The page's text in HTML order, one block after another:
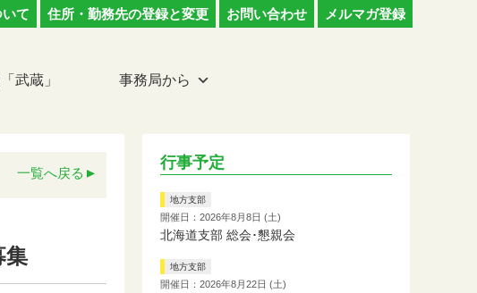
て 住所・勤務先の登録と変更 お問い合わせ メルマガ登録
武蔵」 事務局から
一覧へ戻る
集
行事予定
地方支部
開催日：2026年8月8日 (土)
北海道支部 総会･懇親会
地方支部
開催日：2026年8月22日 (土)